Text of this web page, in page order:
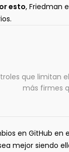
esto, Friedman
que limitan
más firmes
en GitHub
mejor siendo